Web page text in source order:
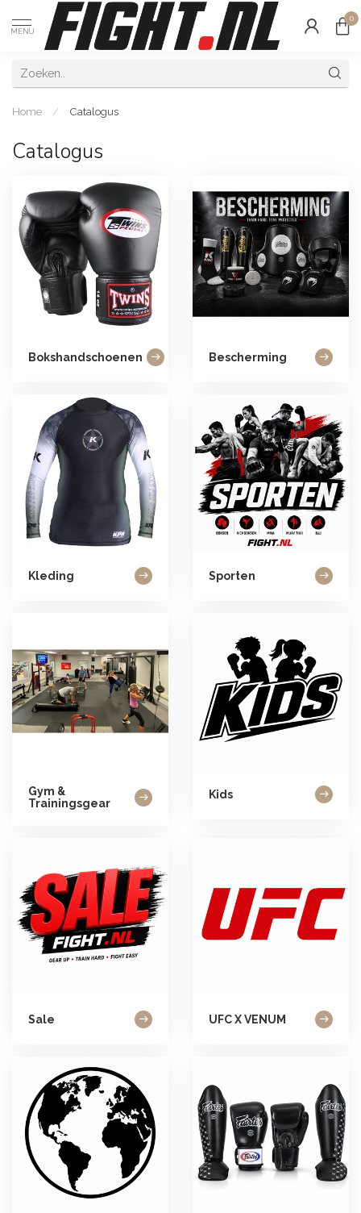
MENU
0
Home / Catalogus
Catalogus
Bokshandschoenen Bescherming
Kleding Sporten
Gym &
Trainingsgear
Kids
Sale UFC X VENUM